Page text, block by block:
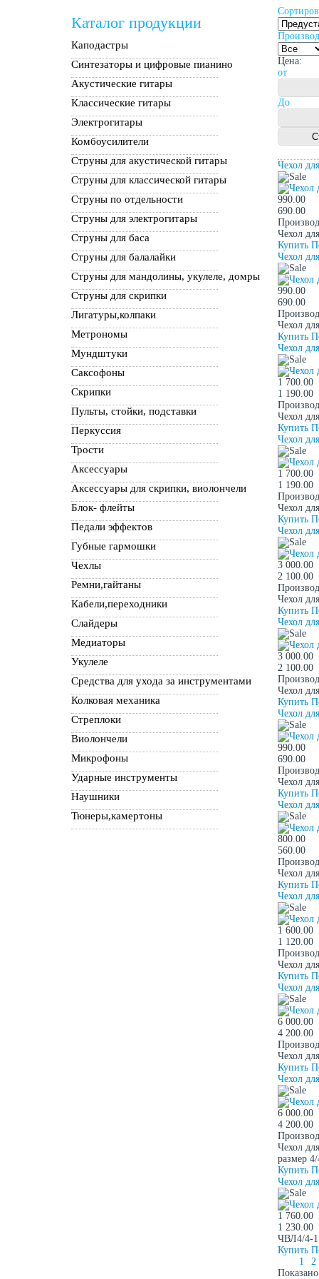
Каталог продукции
Каподастры
Синтезаторы и цифровые пианино
Акустические гитары
Классические гитары
Электрогитары
Комбоусилители
Струны для акустической гитары
Струны для классической гитары
Струны по отдельности
Струны для электрогитары
Струны для баса
Струны для балалайки
Струны для мандолины, укулеле, домры
Струны для скрипки
Лигатуры,колпаки
Метрономы
Мундштуки
Саксофоны
Скрипки
Пульты, стойки, подставки
Перкуссия
Трости
Аксессуары
Аксессуары для скрипки, виолончели
Блок- флейты
Педали эффектов
Губные гармошки
Чехлы
Ремни,гайтаны
Кабели,переходники
Слайдеры
Медиаторы
Укулеле
Средства для ухода за инструментами
Колковая механика
Стреплоки
Виолончели
Микрофоны
Ударные инструменты
Наушники
Тюнеры,камертоны
Цена:
от
До
Чехол
990.00
690.00
Чехол
Купить
Чехол
990.00
690.00
Чехол
Купить
Чехол
1 700.00
1 190.00
Чехол
Купить
Чехол
1 700.00
1 190.00
Чехол
Купить
Чехол
3 000.00
2 100.00
Чехол
Купить
Чехол
3 000.00
2 100.00
Чехол
Купить
Чехол
990.00
690.00
Чехол
Купить
Чехол
800.00
560.00
Чехол
Купить
Чехол
1 600.00
1 120.00
Чехол
Купить
Чехол
6 000.00
4 200.00
Чехол
Купить
Чехол
6 000.00
4 200.00
Чехол
размер
Купить
Чехол
1 760.00
1 230.00
ЧВЛ4/4-1
Купить
1
2